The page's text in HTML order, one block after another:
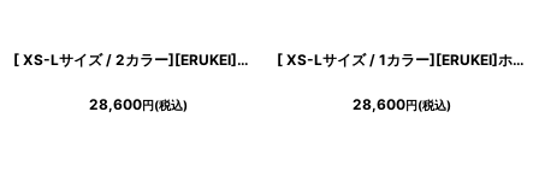
[ XS-Lサイズ / 2カラー][ERUKEI]ボーダー・ツイード・スパンコールMIX・お花ブローチ・ポケット・パイピングタイト・ミニドレス・ワンピース[山崎みどり着用][送料無料] mywh
28,600円(税込)
[ XS-Lサイズ / 1カラー][ERUKEI]ホワイト・ブルー・半袖・レース・タイト・ミニドレス・ワンピース[山崎みどり着用][送料無料] mylu
28,600円(税込)